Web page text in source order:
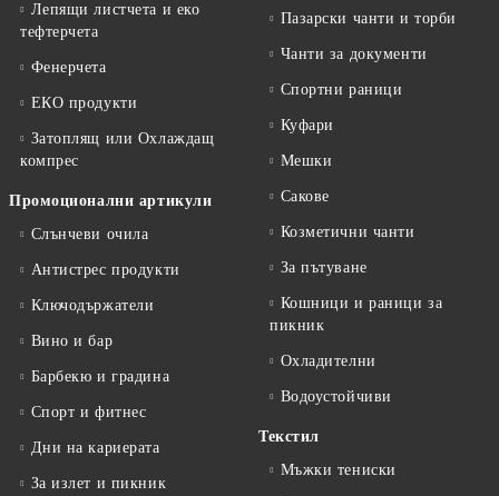
Лепящи листчета и еко
тефтeрчета
Фенерчета
ЕКО продукти
Затоплящ или Охлаждащ
компрес
Промоционални артикули
Слънчеви очила
Антистрес продукти
Ключодържатели
Вино и бар
Барбекю и градина
Спорт и фитнес
Дни на кариерата
За излет и пикник
Пазарски чанти и торби
Чанти за документи
Спортни раници
Куфари
Мешки
Сакове
Козметични чанти
За пътуване
Кошници и раници за
пикник
Охладителни
Водоустойчиви
Текстил
Мъжки тениски